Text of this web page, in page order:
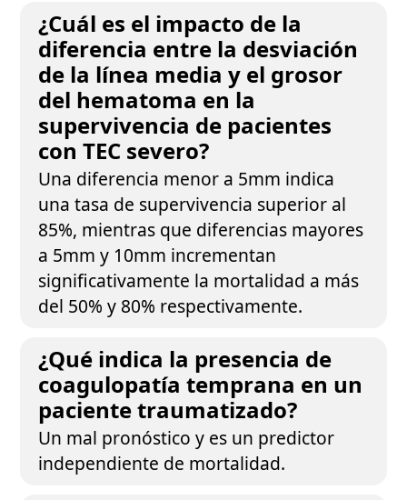
¿Cuál es el impacto de la
diferencia entre la desviación
de la línea media y el grosor
del hematoma en la
supervivencia de pacientes
con TEC severo?
Una diferencia menor a 5mm indica
una tasa de supervivencia superior al
85%, mientras que diferencias mayores
a 5mm y 10mm incrementan
significativamente la mortalidad a más
del 50% y 80% respectivamente.
¿Qué indica la presencia de
coagulopatía temprana en un
paciente traumatizado?
Un mal pronóstico y es un predictor
independiente de mortalidad.